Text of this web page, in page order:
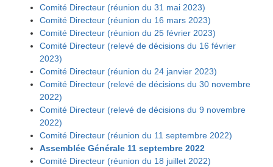
Comité Directeur (réunion du 31 mai 2023)
Comité Directeur (réunion du 16 mars 2023)
Comité Directeur (réunion du 25 février 2023)
Comité Directeur (relevé de décisions du 16 février
2023)
Comité Directeur (réunion du 24 janvier 2023)
Comité Directeur (relevé de décisions du 30 novembre
2022)
Comité Directeur (relevé de décisions du 9 novembre
2022)
Comité Directeur (réunion du 11 septembre 2022)
Assemblée Générale 11 septembre 2022
Comité Directeur (réunion du 18 juillet 2022)